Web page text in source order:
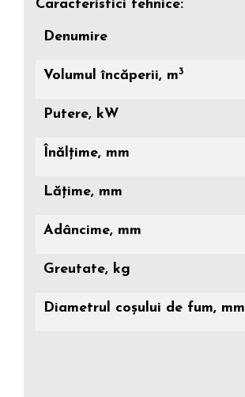
Caracteristici tehnice:
Denumire
Volumul încăperii, m3
Putere, kW
Înălțime, mm
Lățime, mm
Adâncime, mm
Greutate, kg
Diametrul coșului de fum, mm